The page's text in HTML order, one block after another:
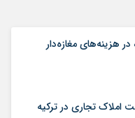
در هزینه‌‌های مغازه‌‌دار